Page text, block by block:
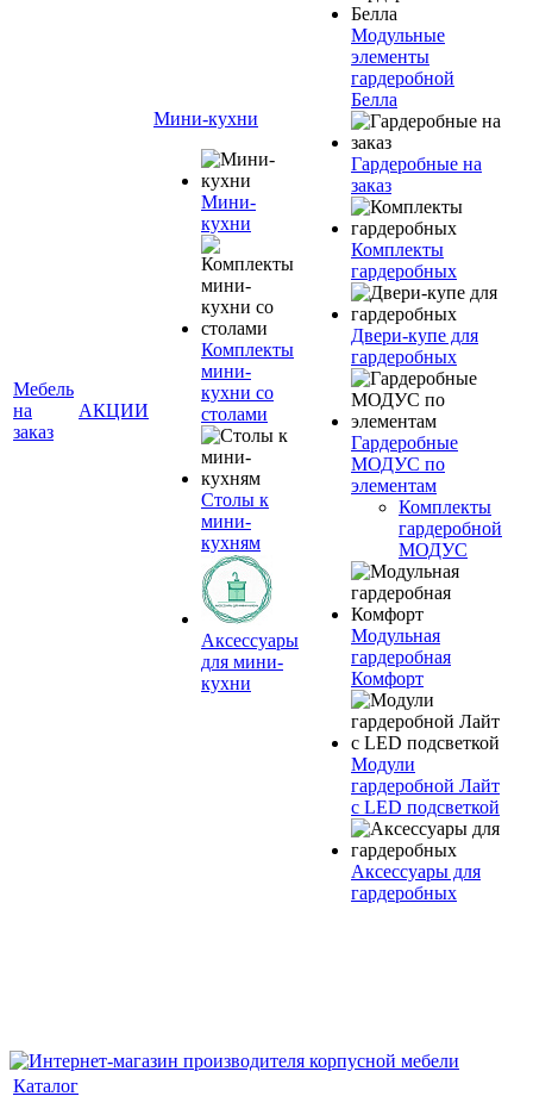
Мебель
на
заказ
АКЦИИ
Мини-кухни
Мини-
кухни
Комплекты
мини-
кухни со
столами
Столы к
мини-
кухням
Аксессуары
для мини-
кухни
Модульные
элементы
гардеробной
Белла
Гардеробные на
заказ
Комплекты
гардеробных
Двери-купе для
гардеробных
Гардеробные
МОДУС по
элементам
Комплекты
гардеробной
МОДУС
Модульная
гардеробная
Комфорт
Модули
гардеробной Лайт
с LED подсветкой
Аксессуары для
гардеробных
Каталог